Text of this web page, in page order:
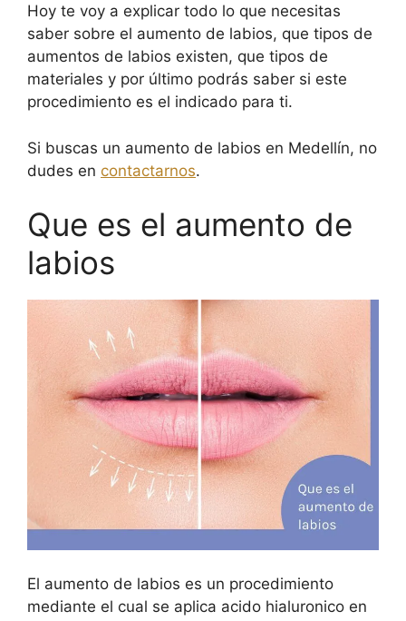
Hoy te voy a explicar todo lo que necesitas
saber sobre el aumento de labios, que tipos de
aumentos de labios existen, que tipos de
materiales y por último podrás saber si este
procedimiento es el indicado para ti.
Si buscas un aumento de labios en Medellín, no
dudes en contactarnos.
Que es el aumento de
labios
El aumento de labios es un procedimiento
mediante el cual se aplica acido hialuronico en